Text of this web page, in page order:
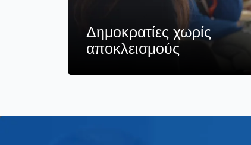
Δημοκρατίες χωρίς
αποκλεισμούς